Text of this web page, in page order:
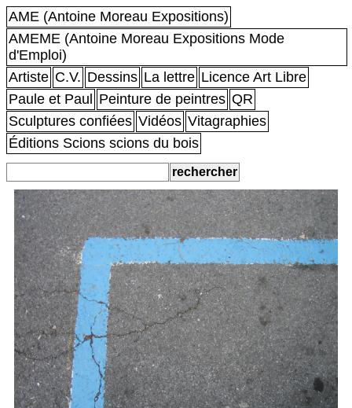
AME (Antoine Moreau Expositions)
AMEME (Antoine Moreau Expositions Mode
d'Emploi)
Artiste C.V. Dessins La lettre Licence Art Libre
Paule et Paul
Peinture de peintres QR
Sculptures confiées Vidéos Vitagraphies
Éditions Scions scions du bois